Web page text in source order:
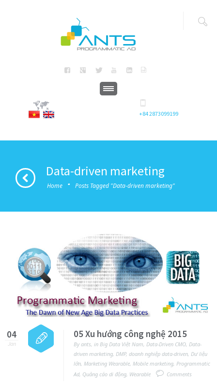
+84 2873099199
Data-driven marketing
Home · Posts Tagged "Data-driven marketing"
04
Jan
05 Xu hướng công nghệ 2015
Byants, in Big Data Việt Nam, Data-Driven CMO, Data-
driven marketing, DMP, doanh nghiệp data-driven, Dư liệu
lớn, Marketing Wearable, Mobile marketing, Programmatic
Ad, Quảng cáo di động, Wearable Comments